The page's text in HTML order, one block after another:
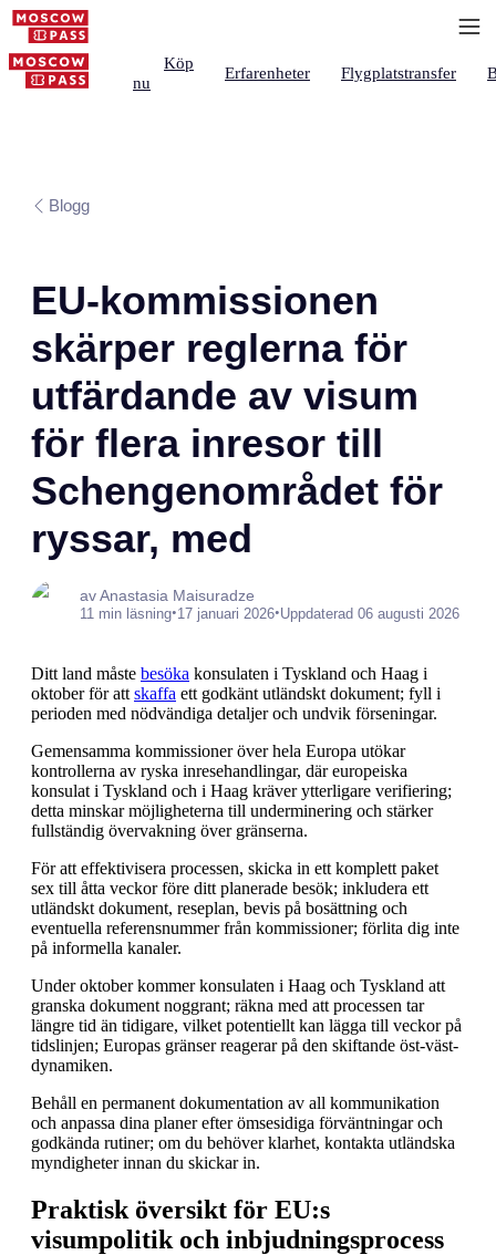
Köp
nu
Erfarenheter Flygplatstransfer
Blogg
EU-kommissionen
skärper reglerna för
utfärdande av visum
för flera inresor till
Schengenområdet för
ryssar, med
av Anastasia Maisuradze
11 min läsning•17 januari 2026•Uppdaterad 06 augusti 2026
Ditt land måste besöka konsulaten i Tyskland och Haag i
oktober för att skaffa ett godkänt utländskt dokument; fyll i
perioden med nödvändiga detaljer och undvik förseningar.
Gemensamma kommissioner över hela Europa utökar
kontrollerna av ryska inresehandlingar, där europeiska
konsulat i Tyskland och i Haag kräver ytterligare verifiering;
detta minskar möjligheterna till underminering och stärker
fullständig övervakning över gränserna.
För att effektivisera processen, skicka in ett komplett paket
sex till åtta veckor före ditt planerade besök; inkludera ett
utländskt dokument, reseplan, bevis på bosättning och
eventuella referensnummer från kommissioner; förlita dig inte
på informella kanaler.
Under oktober kommer konsulaten i Haag och Tyskland att
granska dokument noggrant; räkna med att processen tar
längre tid än tidigare, vilket potentiellt kan lägga till veckor på
tidslinjen; Europas gränser reagerar på den skiftande öst-väst-
dynamiken.
Behåll en permanent dokumentation av all kommunikation
och anpassa dina planer efter ömsesidiga förväntningar och
godkända rutiner; om du behöver klarhet, kontakta utländska
myndigheter innan du skickar in.
Praktisk översikt för EU:s
visumpolitik och inbjudningsprocess